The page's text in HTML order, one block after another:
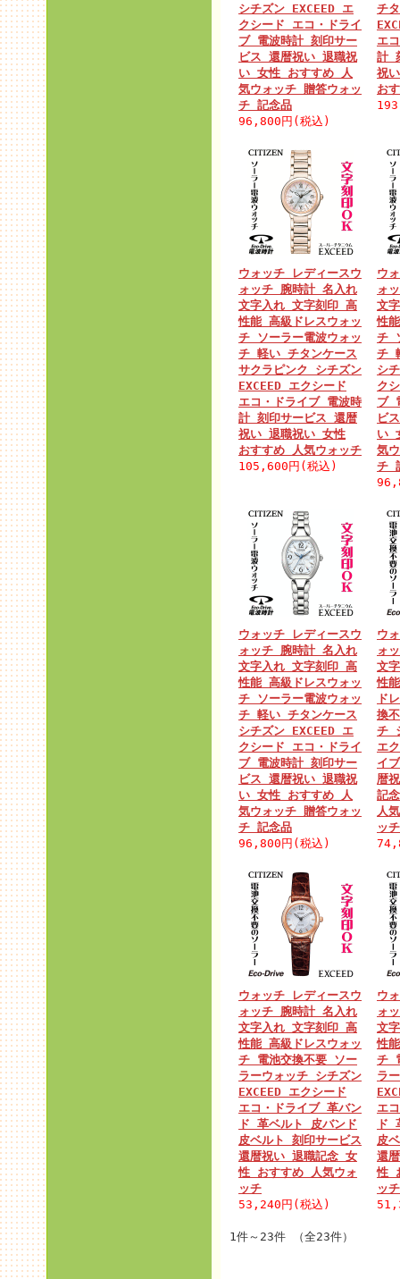
シチズン EXCEED エ
クシード エコ・ドライ
ブ 電波時計 刻印サー
ビス 還暦祝い 退職祝
い 女性 おすすめ 人
気ウォッチ 贈答ウォッ
チ 記念品
96,800円(税込)
チ
エ
計
祝
お
ウォッチ レディースウ
ォッチ 腕時計 名入れ
文字入れ 文字刻印 高
性能 高級ドレスウォッ
チ ソーラー電波ウォッ
チ 軽い チタンケース
サクラピンク シチズン
EXCEED エクシード
エコ・ドライブ 電波時
計 刻印サービス 還暦
祝い 退職祝い 女性
おすすめ 人気ウォッチ
105,600円(税込)
ウ
ォ
文
性
チ
チ
シ
ク
ブ
ビ
い
気
チ
ウォッチ レディースウ
ォッチ 腕時計 名入れ
文字入れ 文字刻印 高
性能 高級ドレスウォッ
チ ソーラー電波ウォッ
チ 軽い チタンケース
シチズン EXCEED エ
クシード エコ・ドライ
ブ 電波時計 刻印サー
ビス 還暦祝い 退職祝
い 女性 おすすめ 人
気ウォッチ 贈答ウォッ
チ 記念品
96,800円(税込)
ウ
ォ
文
性
ド
換
チ
エ
イ
暦
記
人
ッチ
ウォッチ レディースウ
ォッチ 腕時計 名入れ
文字入れ 文字刻印 高
性能 高級ドレスウォッ
チ 電池交換不要 ソー
ラーウォッチ シチズン
EXCEED エクシード
エコ・ドライブ 革バン
ド 革ベルト 皮バンド
皮ベルト 刻印サービス
還暦祝い 退職記念 女
性 おすすめ 人気ウォ
ッチ
53,240円(税込)
ウ
ォ
文
性
チ
ラ
エ
ド
皮
還
性
ッチ
1件～23件 （全23件）